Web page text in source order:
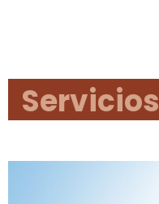
Servicios